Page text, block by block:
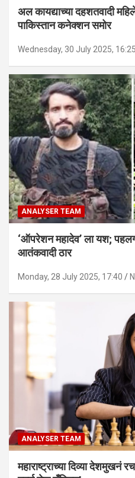
अल कायद्याच्या दहशतवादी
पाकिस्तान कनेक्शन समोर
Wednesday, 30 July 2025, 16:25
ANALYSER TEAM
‘ऑपरेशन महादेव’ ला यश;
आतंकवादी ठार
Monday, 28 July 2025, 17:40
ANALYSER TEAM
महाराष्ट्राच्या दिव्या देशमुखनं